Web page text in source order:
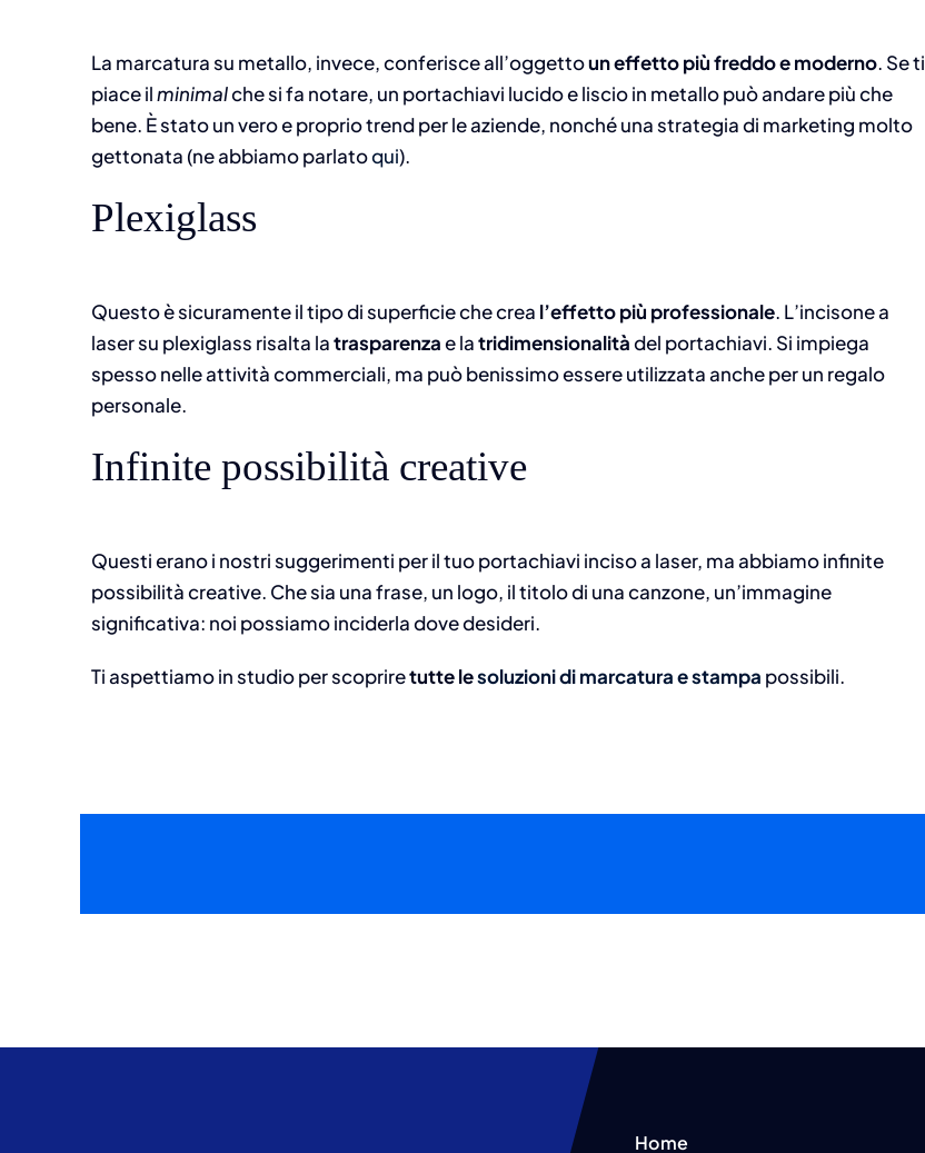
La marcatura su metallo, invece, conferisce all’oggettoun effetto più freddo e moderno. Se ti
piace ilminimalche si fa notare, un portachiavi lucido e liscio in metallo può andare più che
bene. È stato un vero e proprio trend per le aziende, nonché una strategia di marketing molto
gettonata (ne abbiamo parlatoqui).
Plexiglass
Questo è sicuramente il tipo di superficie che crea l’effetto più professionale. L’incisone a
laser su plexiglass risalta latrasparenzae latridimensionalitàdel portachiavi. Si impiega
spesso nelle attività commerciali, ma può benissimo essere utilizzata anche per un regalo
personale.
Infinite possibilità creative
Questi erano i nostri suggerimenti per il tuo portachiavi inciso a laser, ma abbiamo infinite
possibilità creative. Che sia una frase, un logo, il titolo di una canzone, un’immagine
significativa: noi possiamo inciderla dove desideri.
Ti aspettiamo in studio per scopriretutte lesoluzioni di marcatura e stampa possibili.
Home